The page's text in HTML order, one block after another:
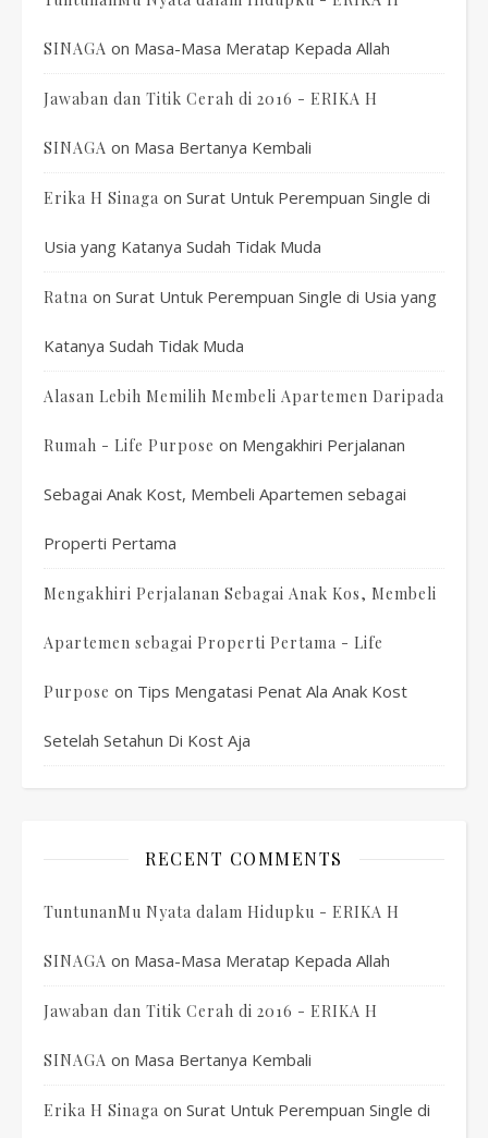
SINAGA on Masa-Masa Meratap Kepada Allah
Jawaban dan Titik Cerah di 2016 - ERIKA H
SINAGA on Masa Bertanya Kembali
Erika H Sinaga on Surat Untuk Perempuan Single di
Usia yang Katanya Sudah Tidak Muda
Ratna on Surat Untuk Perempuan Single di Usia yang
Katanya Sudah Tidak Muda
Alasan Lebih Memilih Membeli Apartemen Daripada
Rumah - Life Purpose on Mengakhiri Perjalanan
Sebagai Anak Kost, Membeli Apartemen sebagai
Properti Pertama
Mengakhiri Perjalanan Sebagai Anak Kos, Membeli
Apartemen sebagai Properti Pertama - Life
Purpose on Tips Mengatasi Penat Ala Anak Kost
Setelah Setahun Di Kost Aja
RECENT COMMENTS
TuntunanMu Nyata dalam Hidupku - ERIKA H
SINAGA on Masa-Masa Meratap Kepada Allah
Jawaban dan Titik Cerah di 2016 - ERIKA H
SINAGA on Masa Bertanya Kembali
Erika H Sinaga on Surat Untuk Perempuan Single di